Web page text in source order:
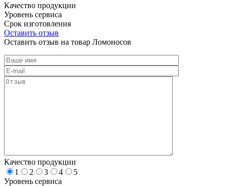
Качество продукции
Уровень сервиса
Срок изготовления
Оставить отзыв
Оставить отзыв на товар Ломоносов
Качество продукции
1
2 3 4
5
Уровень сервиса